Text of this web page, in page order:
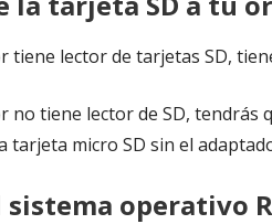
tiene lector de tarjetas SD,
no tiene lector de SD, tendrás
tarjeta micro SD sin el
operativo